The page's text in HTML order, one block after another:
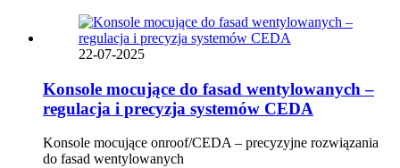
22-07-2025
Konsole mocujące do fasad wentylowanych –
regulacja i precyzja systemów CEDA
Konsole mocujące onroof/CEDA – precyzyjne rozwiązania
do fasad wentylowanych